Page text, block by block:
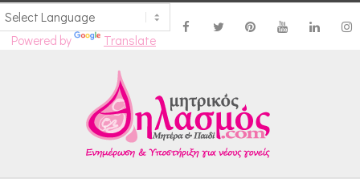
Powered by Translate